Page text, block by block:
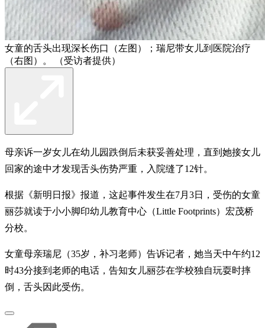
女童的舌头出现深长伤口（左图）；瑞尼带女儿到医院治疗
（右图）。 （受访者提供）
母亲诉一岁女儿在幼儿园跌倒后未获妥善处理，直到她接女儿
回家的途中才发现舌头伤势严重，入院缝了12针。
根据《新明日报》报道，这起事件发生在7月3日，受伤的女童
丽莎就读于小小脚印幼儿教育中心（Little Footprints）宏茂桥
分校。
女童母亲瑞尼（35岁，补习老师）告诉记者，她当天中午约12
时43分接到老师的电话，告知女儿丽莎在学校独自玩耍时摔
倒，舌头因此受伤。